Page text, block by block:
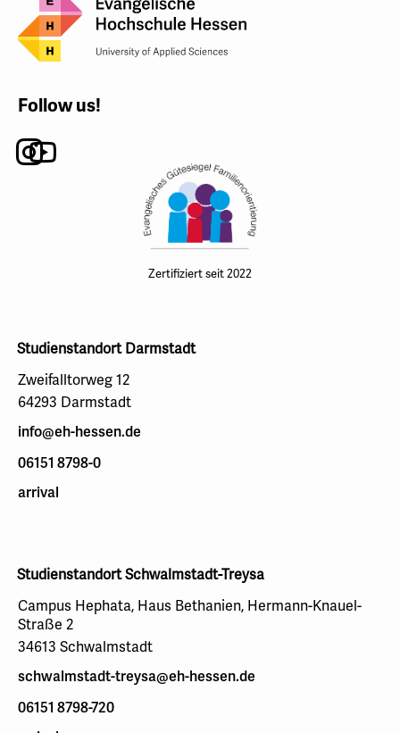
Follow us!
Instagram
Youtube
Zertifiziert seit 2022
Studienstandort Darmstadt
Zweifalltorweg 12
64293 Darmstadt
info@eh-hessen.de
06151 8798-0
arrival
Studienstandort Schwalmstadt-Treysa
Campus Hephata, Haus Bethanien, Hermann-Knauel-
Straße 2
34613 Schwalmstadt
schwalmstadt-treysa@eh-hessen.de
06151 8798-720